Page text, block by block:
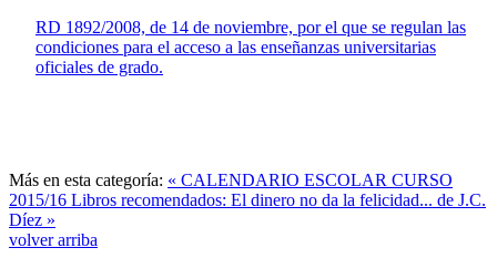
RD 1892/2008, de 14 de noviembre, por el que se regulan las
condiciones para el acceso a las enseñanzas universitarias
oficiales de grado.
Más en esta categoría: « CALENDARIO ESCOLAR CURSO
2015/16 Libros recomendados: El dinero no da la felicidad... de J.C.
Díez »
volver arriba